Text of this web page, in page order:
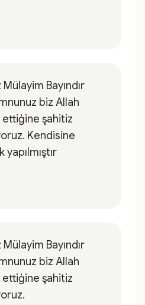
Bayındır
biz Allah
ettiģine şahitiz
Kendisine
yapılmıştır
Bayındır
biz Allah
ettiģine şahitiz